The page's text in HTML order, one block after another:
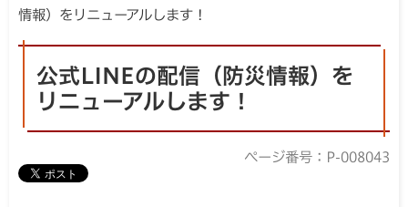
情報）をリニューアルします！
公式LINEの配信（防災情報）を
リニューアルします！
ページ番号：P-008043